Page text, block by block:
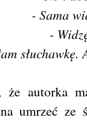
- Sama
-
że autorka
umrzeć ze